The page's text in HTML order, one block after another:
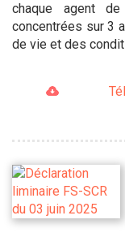
chaque agent
concentrées sur 3
de vie et des